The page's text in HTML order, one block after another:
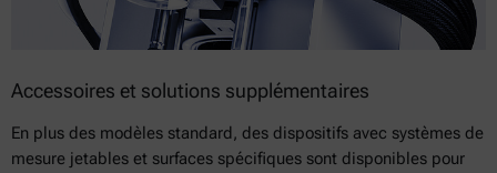
Accessoires et solutions supplémentaires
En plus des modèles standard, des dispositifs avec systèmes de
mesure jetables et surfaces spécifiques sont disponibles pour